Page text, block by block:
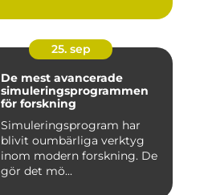
25. sep
De mest avancerade
simuleringsprogrammen
för forskning
Simuleringsprogram har
blivit oumbärliga verktyg
inom modern forskning. De
gör det mö...